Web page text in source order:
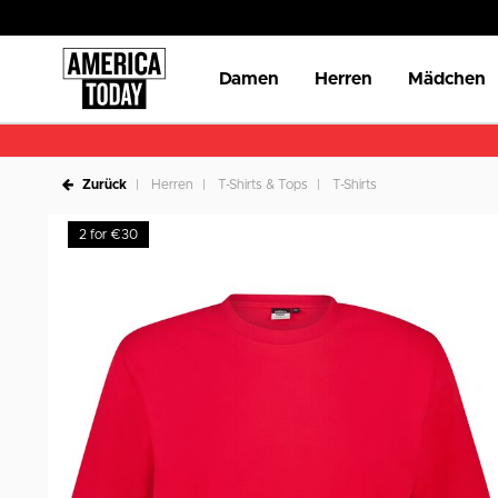
Damen Herren Mädchen
Zurück Herren T-Shirts & Tops T-Shirts
2 for €30